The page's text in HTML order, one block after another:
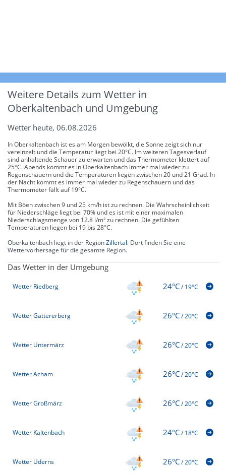
Weitere Details zum Wetter in
Oberkaltenbach und Umgebung
Wetter heute, 06.08.2026
In Oberkaltenbach ist es am Morgen bewölkt, die Sonne zeigt sich nur
vereinzelt und die Temperatur liegt bei 20°C. Im weiteren Tagesverlauf
sind anhaltende Schauer zu erwarten und das Thermometer klettert auf
25°C. Abends kommt es in Oberkaltenbach immer mal wieder zu
Regenschauern und die Temperaturen liegen zwischen 20 und 21 Grad. In
der Nacht kommt es immer mal wieder zu Regenschauern und das
Thermometer fällt auf 19°C.
Mit Böen zwischen 9 und 25 km/h ist zu rechnen. Die Wahrscheinlichkeit
für Niederschläge liegt bei 70% und es ist mit einer maximalen
Niederschlagsmenge von 12.8 l/m² zu rechnen. Die gefühlten
Temperaturen liegen bei 19 bis 28°C.
Oberkaltenbach liegt in der RegionZillertal. Dort finden Sie eine
Wettervorhersage für die gesamte Region.
Das Wetter in der Umgebung
Wetter Riedberg 24°C/19°C
Wetter Gattererberg 26°C/20°C
Wetter Untermärz 26°C/20°C
Wetter Acham 26°C/20°C
Wetter Großmärz 26°C/20°C
Wetter Kaltenbach 24°C/18°C
Wetter Uderns 26°C/20°C